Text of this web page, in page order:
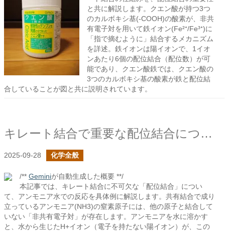
と共に解説します。クエン酸が持つ3つ
のカルボキシ基(-COOH)の酸素が、非共
有電子対を用いて鉄イオン(Fe²⁺/Fe³⁺)に
「指で摘むように」結合するメカニズム
を詳述。鉄イオンは陽イオンで、1イオ
ンあたり6個の配位結合（配位数）が可
能であり、クエン酸鉄では、クエン酸の
3つのカルボキシ基の酸素が鉄と配位結
合していることが図と共に説明されています。
キレート結合で重要な配位結合について見る
2025-09-28 化学全般
/** Geminiが自動生成した概要 **/
本記事では、キレート結合に不可欠な「配位結合」につい
て、アンモニア水での反応を具体例に解説します。共有結合で成り
立っているアンモニア(NH3)の窒素原子には、他の原子と結合して
いない「非共有電子対」が存在します。アンモニアを水に溶かす
と、水から生じたH+イオン（電子を持たない陽イオン）が、この